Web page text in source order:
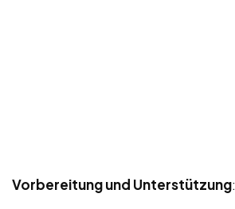
Vorbereitung und Unterstützung: